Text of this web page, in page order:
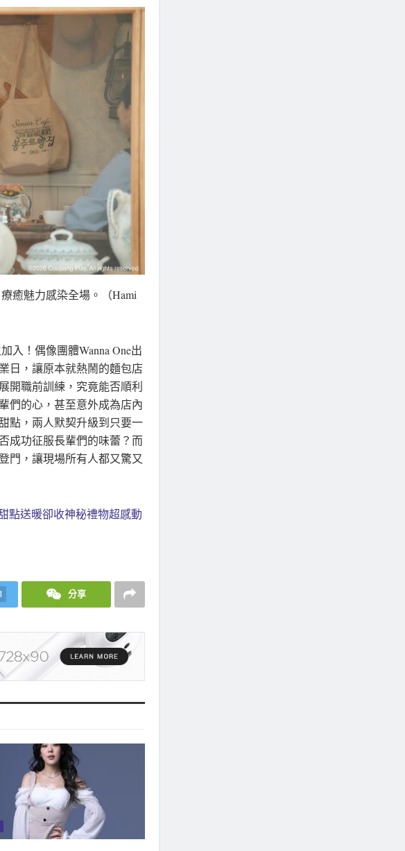
癒魅力感染全場。（Hami
入！偶像團體Wanna One出
日，讓原本就熱鬧的麵包店
開職前訓練，究竟能否順利
們的心，甚至意外成為店內
點，兩人默契升級到只要一
成功征服長輩們的味蕾？而
門，讓現場所有人都又驚又
點送暖卻收神秘禮物超感動
分享